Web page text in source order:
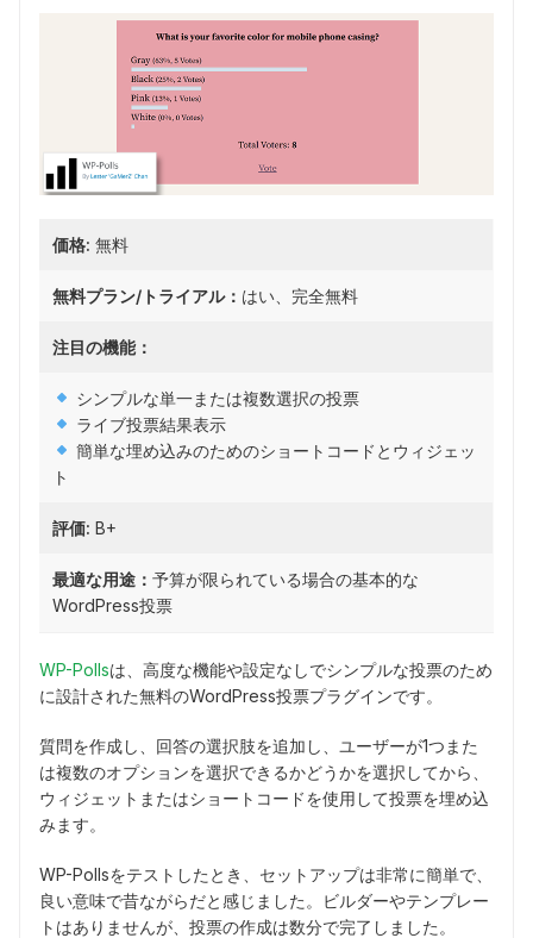
価格: 無料
無料プラン/トライアル： はい、完全無料
注目の機能：
シンプルな単一または複数選択の投票
ライブ投票結果表示
簡単な埋め込みのためのショートコードとウィジェッ
ト
評価: B+
最適な用途： 予算が限られている場合の基本的な
WordPress投票
WP-Pollsは、高度な機能や設定なしでシンプルな投票のため
に設計された無料のWordPress投票プラグインです。
質問を作成し、回答の選択肢を追加し、ユーザーが1つまた
は複数のオプションを選択できるかどうかを選択してから、
ウィジェットまたはショートコードを使用して投票を埋め込
みます。
WP-Pollsをテストしたとき、セットアップは非常に簡単で、
良い意味で昔ながらだと感じました。ビルダーやテンプレー
トはありませんが、投票の作成は数分で完了しました。